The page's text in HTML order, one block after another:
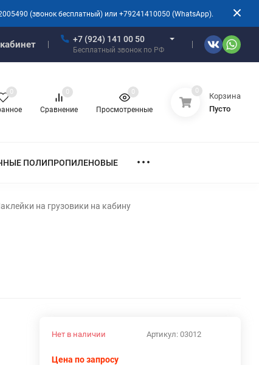
(звонок бесплатный) или +79241410050 (WhatsApp).
+7 (924) 141 00 50
Бесплатный звонок по РФ
0
Сравнение
0
Просмотренные
0 0
Корзина
Пусто
ПОЛИПРОПИЛЕНОВЫЕ
на грузовики на кабину
Артикул: 03012
Нет в наличии
Цена по запросу